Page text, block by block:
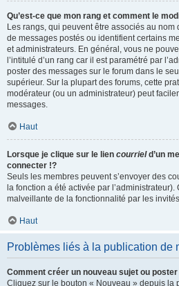
Qu’est-ce que mon rang et comment le
Les rangs, qui peuvent être associés au nom
de messages postés ou identifient certains
et administrateurs. En général, vous ne
l’intitulé d’un rang car il est paramétré par
poster des messages sur le forum dans le
supérieur. Sur la plupart des forums, cette
modérateur (ou un administrateur) peut
messages.
Haut
Lorsque je clique sur le lien courrield’un
connecter !?
Seuls les membres peuvent s’envoyer des
la fonction a été activée par
malveillante de la fonctionnalité par les
Haut
Problèmes liés à la publication de
Comment créer un nouveau sujet ou
Cliquez sur le bouton « Nouveau » depuis la